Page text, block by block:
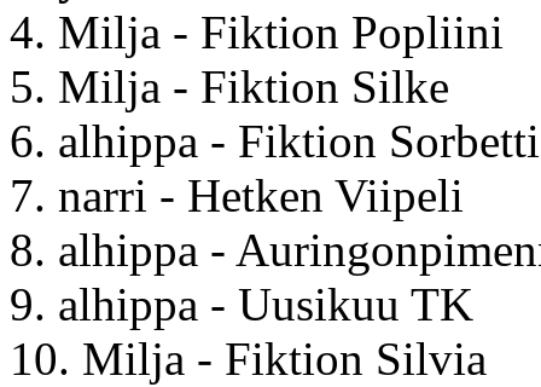
4. Milja - Fiktion Popliini
5. Milja - Fiktion Silke
6. alhippa - Fiktion Sorbetti
7. narri - Hetken Viipeli
8. alhippa -
9. alhippa - Uusikuu TK
10. Milja - Fiktion Silvia